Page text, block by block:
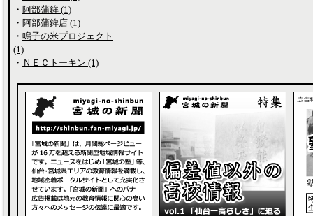
・ 阿部蒲鉾 (1)
・ 阿部蒲鉾店 (1)
・ 鳴子の米プロジェクト
(1)
・ ＮＥＣトーキン (1)